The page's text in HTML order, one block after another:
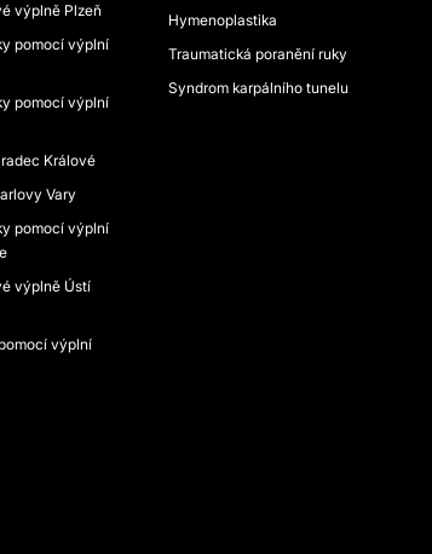
výplně Plzeň
pomocí výplní
pomocí výplní
Králové
Vary
pomocí výplní
výplně Ústí
výplní
Hymenoplastika
Traumatická poranění ruky
Syndrom karpálního tunelu